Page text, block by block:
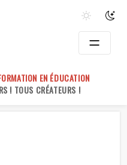
EN ÉDUCATION
! TOUS CRÉATEURS !